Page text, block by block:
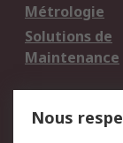
Métrologie
Solutions de
Maintenance
Nous